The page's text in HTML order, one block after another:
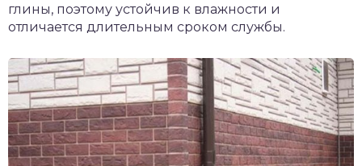
глины, поэтому устойчив к влажности и
отличается длительным сроком службы.